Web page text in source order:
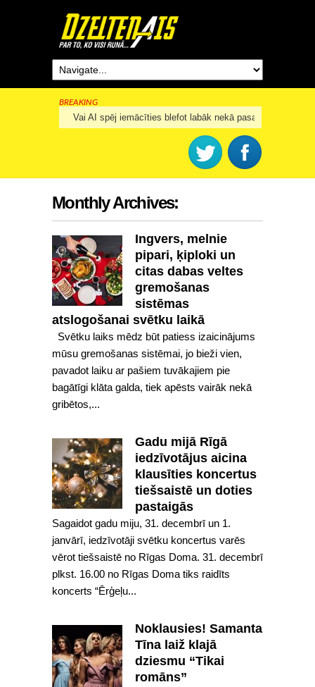
BREAKING
Rīga šogad svinēs 825. dzimšanas dienu
Monthly Archives:
Ingvers, melnie
pipari, ķiploki un
citas dabas veltes
gremošanas
sistēmas
atslogošanai svētku laikā
Svētku laiks mēdz būt patiess izaicinājums
mūsu gremošanas sistēmai, jo bieži vien,
pavadot laiku ar pašiem tuvākajiem pie
bagātīgi klāta galda, tiek apēsts vairāk nekā
gribētos,...
Gadu mijā Rīgā
iedzīvotājus aicina
klausīties koncertus
tiešsaistē un doties
pastaigās
Sagaidot gadu miju, 31. decembrī un 1.
janvārī, iedzīvotāji svētku koncertus varēs
vērot tiešsaistē no Rīgas Doma. 31. decembrī
plkst. 16.00 no Rīgas Doma tiks raidīts
koncerts “Ērģeļu...
Noklausies! Samanta
Tīna laiž klajā
dziesmu “Tikai
romāns”